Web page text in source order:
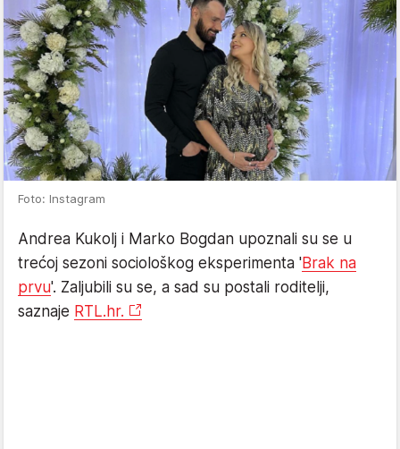
Foto: Instagram
Andrea Kukolj i Marko Bogdan upoznali su se u
trećoj sezoni sociološkog eksperimenta 'Brak na
prvu'. Zaljubili su se, a sad su postali roditelji,
saznaje RTL.hr.